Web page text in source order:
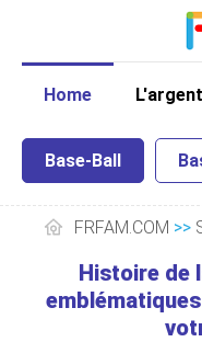
Home L'argent
Base-Ball
FRFAM.COM >>
Histoire de